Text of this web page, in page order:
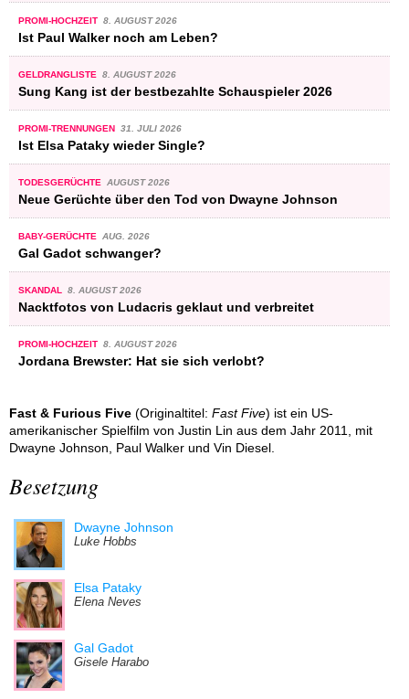
PROMI-HOCHZEIT 8. AUGUST 2026
Ist Paul Walker noch am Leben?
GELDRANGLISTE 8. AUGUST 2026
Sung Kang ist der bestbezahlte Schauspieler 2026
PROMI-TRENNUNGEN 31. JULI 2026
Ist Elsa Pataky wieder Single?
TODESGERÜCHTE AUGUST 2026
Neue Gerüchte über den Tod von Dwayne Johnson
BABY-GERÜCHTE AUG. 2026
Gal Gadot schwanger?
SKANDAL 8. AUGUST 2026
Nacktfotos von Ludacris geklaut und verbreitet
PROMI-HOCHZEIT 8. AUGUST 2026
Jordana Brewster: Hat sie sich verlobt?
Fast & Furious Five (Originaltitel: Fast Five) ist ein US-
amerikanischer Spielfilm von Justin Lin aus dem Jahr 2011, mit
Dwayne Johnson, Paul Walker und Vin Diesel.
Besetzung
Dwayne Johnson
Luke Hobbs
Elsa Pataky
Elena Neves
Gal Gadot
Gisele Harabo